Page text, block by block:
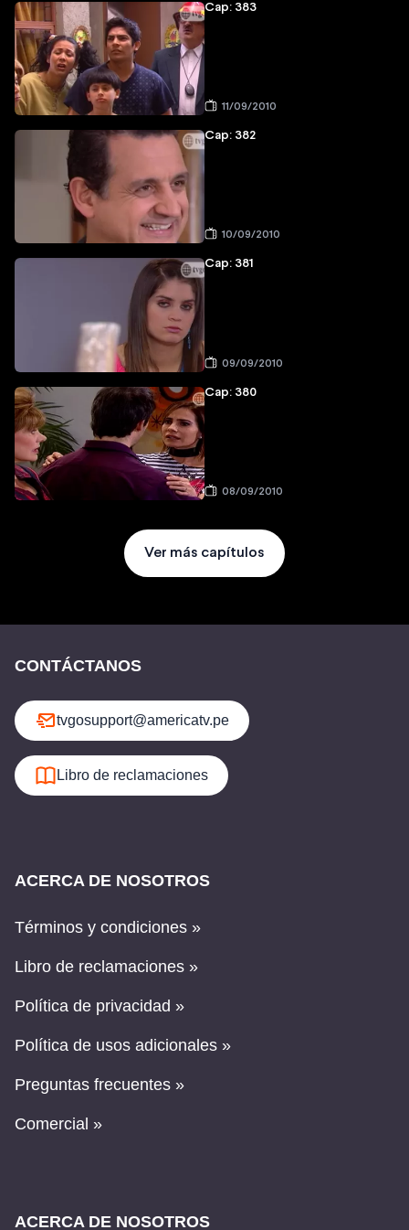
Cap: 383
11/09/2010
Cap: 382
10/09/2010
Cap: 381
09/09/2010
Cap: 380
08/09/2010
Ver más capítulos
CONTÁCTANOS
tvgosupport@americatv.pe
Libro de reclamaciones
ACERCA DE NOSOTROS
Términos y condiciones »
Libro de reclamaciones »
Política de privacidad »
Política de usos adicionales »
Preguntas frecuentes »
Comercial »
ACERCA DE NOSOTROS